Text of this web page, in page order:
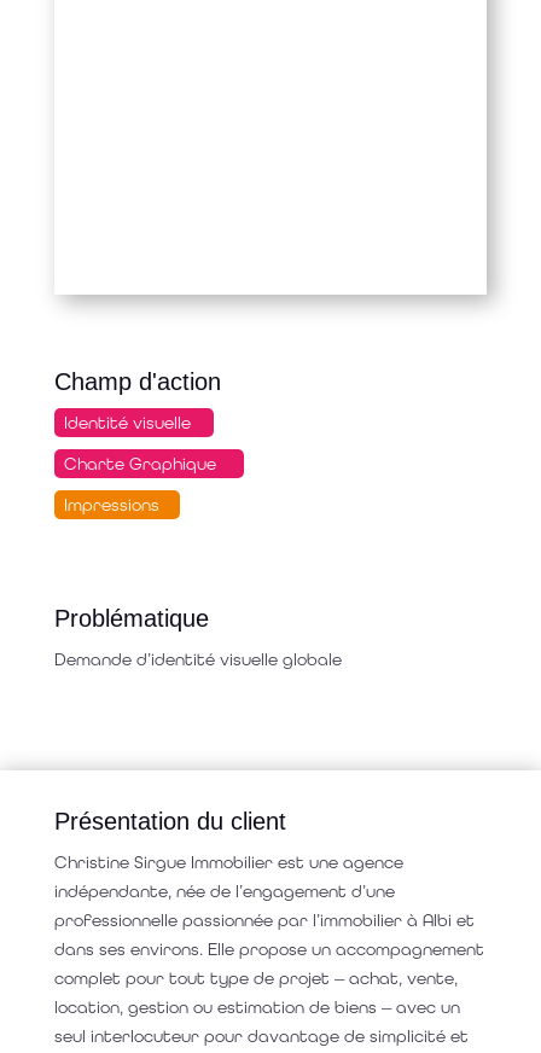
Champ d'action
Identité visuelle
Charte Graphique
Impressions
Problématique
Demande d’identité visuelle globale
Présentation du client
Christine Sirgue Immobilier est une agence
indépendante, née de l’engagement d’une
professionnelle passionnée par l’immobilier à Albi et
dans ses environs. Elle propose un accompagnement
complet pour tout type de projet — achat, vente,
location, gestion ou estimation de biens — avec un
seul interlocuteur pour davantage de simplicité et